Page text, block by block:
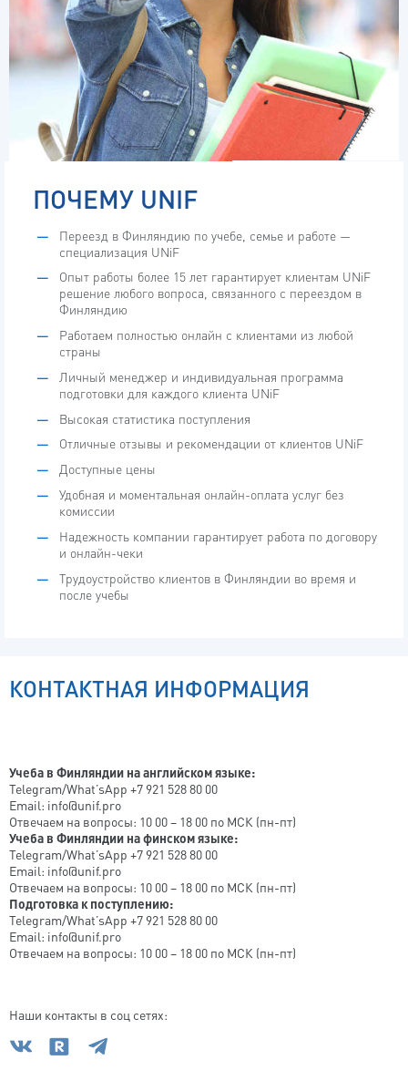
ПОЧЕМУ UNIF
Переезд в Финляндию по учебе, семье и работе —
специализация UNiF
Опыт работы более 15 лет гарантирует клиентам UNiF
решение любого вопроса, связанного с переездом в
Финляндию
Работаем полностью онлайн с клиентами из любой
страны
Личный менеджер и индивидуальная программа
подготовки для каждого клиента UNiF
Высокая статистика поступления
Отличные отзывы и рекомендации от клиентов UNiF
Доступные цены
Удобная и моментальная онлайн-оплата услуг без
комиссии
Надежность компании гарантирует работа по договору
и онлайн-чеки
Трудоустройство клиентов в Финляндии во время и
после учебы
КОНТАКТНАЯ ИНФОРМАЦИЯ
Учеба в Финляндии на английском языке:
Telegram/What’sApp +7 921 528 80 00
Email: info@unif.pro
Отвечаем на вопросы: 10 00 – 18 00 по МСК (пн-пт)
Учеба в Финляндии на финском языке:
Telegram/What’sApp +7 921 528 80 00
Email: info@unif.pro
Отвечаем на вопросы: 10 00 – 18 00 по МСК (пн-пт)
Подготовка к поступлению:
Telegram/What’sApp +7 921 528 80 00
Email: info@unif.pro
Отвечаем на вопросы: 10 00 – 18 00 по МСК (пн-пт)
Наши контакты в соц сетях: